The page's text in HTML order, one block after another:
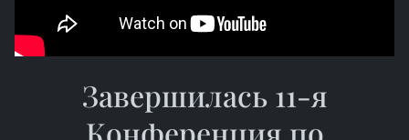
Завершилась 11-я